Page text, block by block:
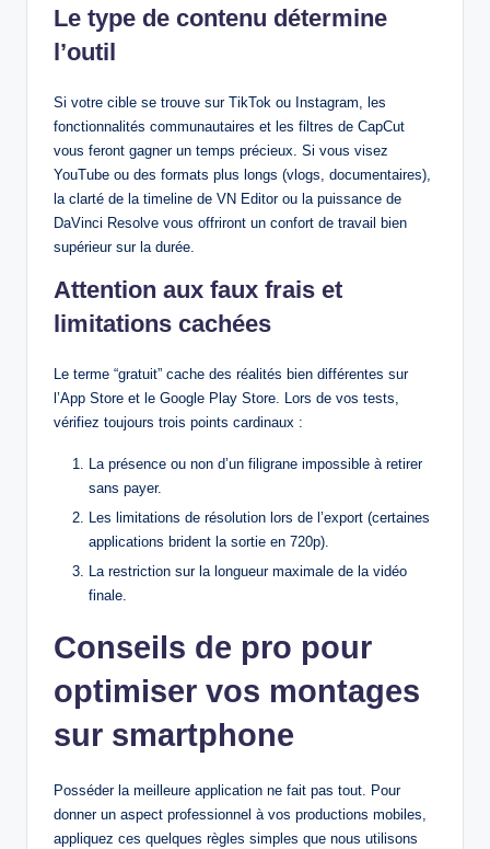
Le type de contenu détermine
l’outil
Si votre cible se trouve sur TikTok ou Instagram, les
fonctionnalités communautaires et les filtres de CapCut
vous feront gagner un temps précieux. Si vous visez
YouTube ou des formats plus longs (vlogs, documentaires),
la clarté de la timeline de VN Editor ou la puissance de
DaVinci Resolve vous offriront un confort de travail bien
supérieur sur la durée.
Attention aux faux frais et
limitations cachées
Le terme “gratuit” cache des réalités bien différentes sur
l’App Store et le Google Play Store. Lors de vos tests,
vérifiez toujours trois points cardinaux :
La présence ou non d’un filigrane impossible à retirer
sans payer.
Les limitations de résolution lors de l’export (certaines
applications brident la sortie en 720p).
La restriction sur la longueur maximale de la vidéo
finale.
Conseils de pro pour
optimiser vos montages
sur smartphone
Posséder la meilleure application ne fait pas tout. Pour
donner un aspect professionnel à vos productions mobiles,
appliquez ces quelques règles simples que nous utilisons